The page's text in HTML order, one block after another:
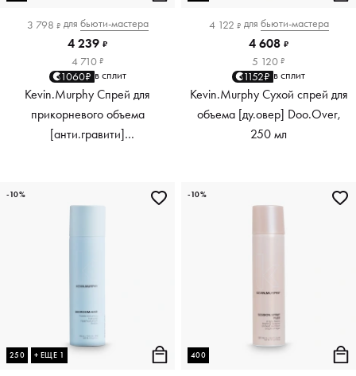
3 798 ₽ для бьюти-мастера
4 239 ₽
4 710 ₽
1060₽ в сплит
Kevin.Murphy Спрей для
прикорневого объема
[анти.гравити]
4 122 ₽ для бьюти-мастера
4 608 ₽
5 120 ₽
1152₽ в сплит
Kevin.Murphy Сухой спрей для
объема [ду.овер] Doo.Over,
250 мл
250 + ЕЩЕ 1
-10%
400
-10%